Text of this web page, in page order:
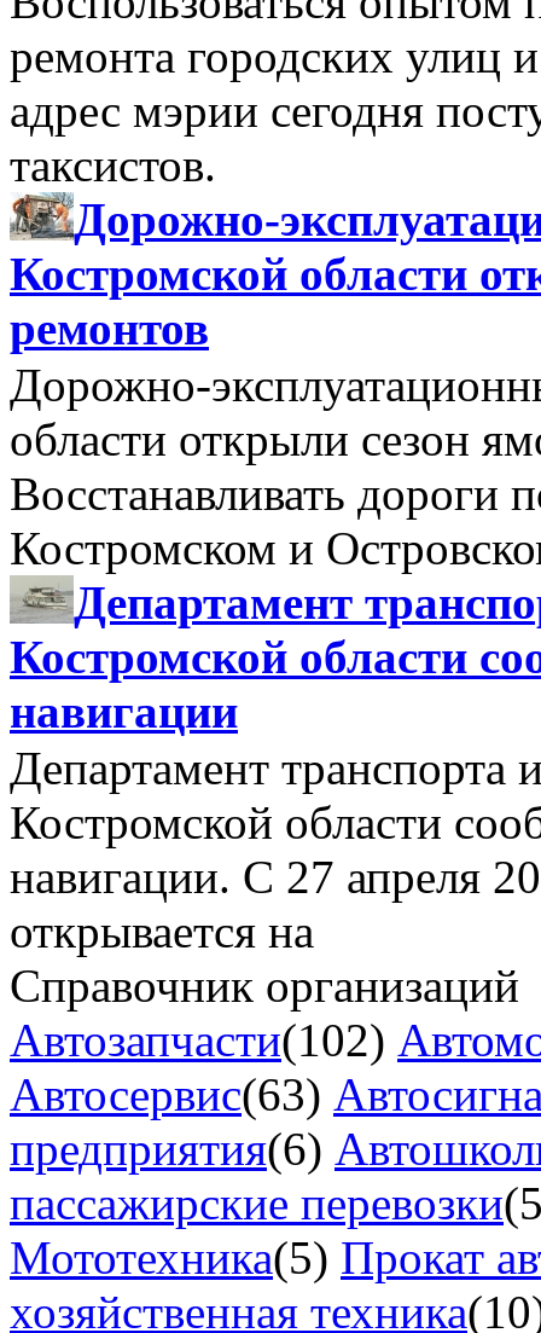
ремонта городских улиц
адрес мэрии сегодня
таксистов.
Дорожно-
Костромской области
ремонтов
Дорожно-
области открыли сезон
Восстанавливать дороги
Костромском и
Департамент
Костромской области
навигации
Департамент транспорта
Костромской области
навигации. С 27 апреля
открывается на
Справочник организаций
Автозапчасти(102)
Автосервис(63)
предприятия(6)
пассажирские перевозки
Мототехника(5) Прокат
хозяйственная техника